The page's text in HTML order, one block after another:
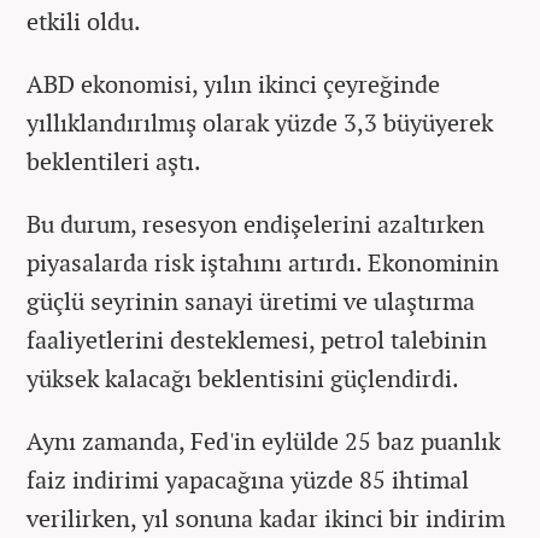
etkili oldu.
ABD ekonomisi, yılın ikinci çeyreğinde
yıllıklandırılmış olarak yüzde 3,3 büyüyerek
beklentileri aştı.
Bu durum, resesyon endişelerini azaltırken
piyasalarda risk iştahını artırdı. Ekonominin
güçlü seyrinin sanayi üretimi ve ulaştırma
faaliyetlerini desteklemesi, petrol talebinin
yüksek kalacağı beklentisini güçlendirdi.
Aynı zamanda, Fed'in eylülde 25 baz puanlık
faiz indirimi yapacağına yüzde 85 ihtimal
verilirken, yıl sonuna kadar ikinci bir indirim